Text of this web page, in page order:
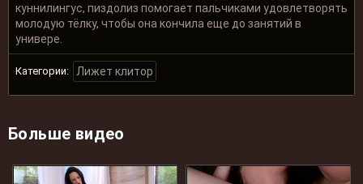
куннилингус, пиздолиз помогает пальчиками удовлетворять
молодую тёлку, чтобы она кончила еще до занятий в
универе.
Категории: Лижет клитор
Больше видео